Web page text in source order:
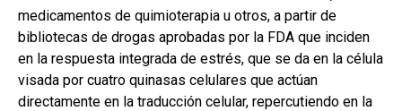
medicamentos de quimioterapia u otros, a partir de
bibliotecas de drogas aprobadas por la FDA que inciden
en la respuesta integrada de estrés, que se da en la célula
visada por cuatro quinasas celulares que actúan
directamente en la traducción celular, repercutiendo en la